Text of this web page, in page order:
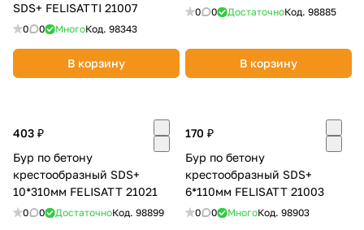
SDS+ FELISATTI 21007
0 0 МногоКод. 98343
В корзину
0 0 ДостаточноКод. 98885
В корзину
403 ₽
Бур по бетону
крестообразный SDS+
10*310мм FELISATT 21021
0 0 ДостаточноКод. 98899
170 ₽
Бур по бетону
крестообразный SDS+
6*110мм FELISATT 21003
0 0 МногоКод. 98903